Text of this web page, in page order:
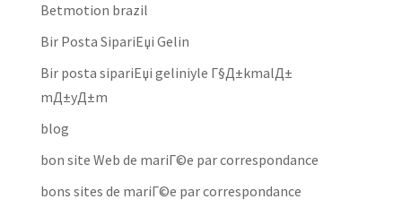
Betmotion brazil
Bir Posta SipariЕџi Gelin
Bir posta sipariЕџi geliniyle Г§Д±kmalД±
mД±yД±m
blog
bon site Web de mariГ©e par correspondance
bons sites de mariГ©e par correspondance